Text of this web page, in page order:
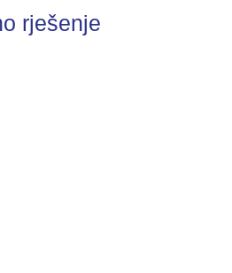
rješenje